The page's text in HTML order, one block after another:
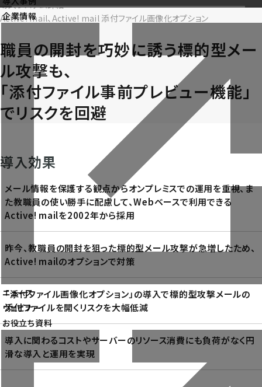
企業情報
ニュース
ウェビナー
お役立ち資料
製品一覧
導入事例
企業情報
導入システム詳細
Active! mail、Active! mail 添付ファイル画像化オプション
職員の開封を巧妙に誘う標的型メー
ル攻撃も、
「添付ファイル事前プレビュー機能」
でリスクを回避
導入効果
メール情報を保護する観点からオンプレミスでの運用を重視、ま
た教職員の使い勝手に配慮して、Webベースで利用できる
Active! mailを2002年から採用
昨今、教職員の開封を狙った標的型メール攻撃が急増したため、
Active! mailのオプションで対策
「添付ファイル画像化オプション」の導入で標的型攻撃メールの
添付ファイルを開くリスクを大幅低減
導入に関わるコストやサーバーのリソース消費にも負荷がなく円
滑な導入と運用を実現